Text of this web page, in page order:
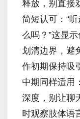
释放，别直接
简短认可：“
么吗？”这显
划清边界，避
作初期保持吸
中期同样适用
深度，别让聊
时观察肢体语